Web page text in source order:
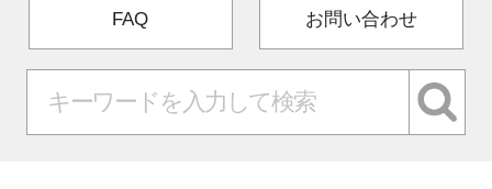
FAQ お問い合わせ